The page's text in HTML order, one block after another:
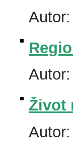
Autor:
Autor:
Život
Autor: